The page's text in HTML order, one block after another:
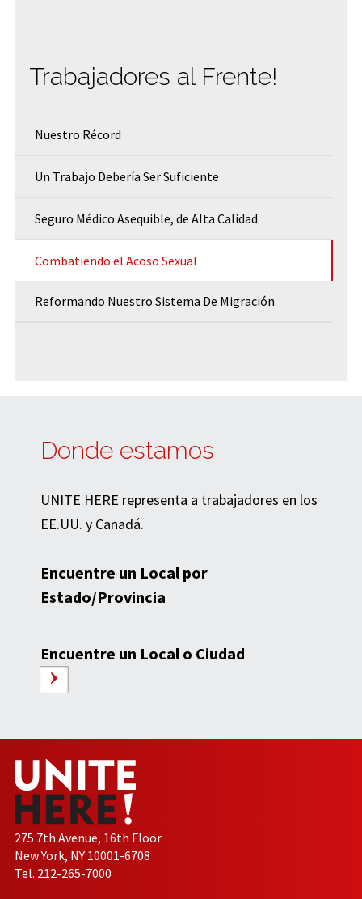
Trabajadores al Frente!
Nuestro Récord
Un Trabajo Debería Ser Suficiente
Seguro Médico Asequible, de Alta Calidad
Combatiendo el Acoso Sexual
Reformando Nuestro Sistema De Migración
Donde estamos
UNITE HERE representa a trabajadores en los
EE.UU. y Canadá.
Encuentre un Local por
Estado/Provincia
Encuentre un Local o Ciudad
275 7th Avenue, 16th Floor
New York, NY 10001-6708
Tel. 212-265-7000